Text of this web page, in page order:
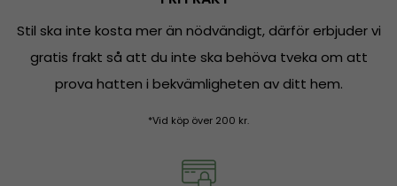
Stil ska inte kosta mer än nödvändigt, därför erbjuder vi
gratis frakt så att du inte ska behöva tveka om att
prova hatten i bekvämligheten av ditt hem.
*Vid köp över 200 kr.